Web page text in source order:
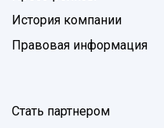
История компании
Правовая информация
Стать партнером